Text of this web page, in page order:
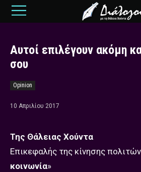
Αυτοί επιλέγουν ακόμη
σου
Opinion
10 Απριλίου 2017
Της Θάλειας Χούντα
Επικεφαλής της κίνησης
κοινωνία»